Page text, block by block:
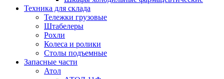
Техника для склада
Тележки грузовые
Штабелеры
Рохли
Колеса и ролики
Столы подъемные
Запасные части
Атол